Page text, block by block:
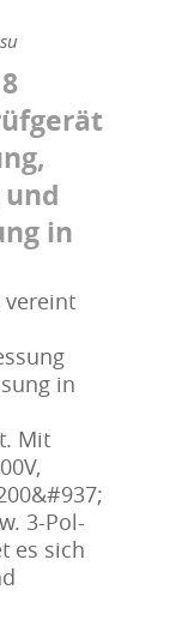
und
in
vereint
in
Mit
3-Pol-
es sich